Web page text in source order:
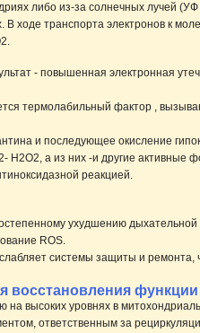
либо из-за солнечных лучей
транспорта электронов к
- повышенная электронная
термолабильный фактор ,
и последующее окисление
Н2О2, а из них -и другие
реакцией.
ухудшению
ROS.
системы защиты и
высоких уровнях в
ответственным за